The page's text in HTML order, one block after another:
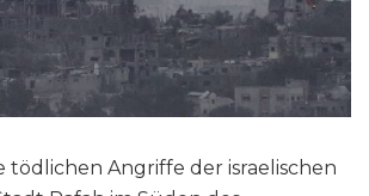
tödlichen Angriffe der israelischen